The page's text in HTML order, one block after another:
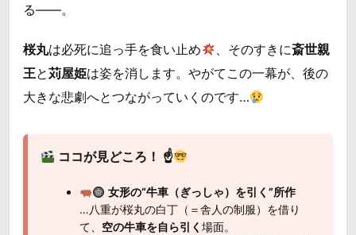
る――。
桜丸は必死に追っ手を食い止め 、そのすきに斎世親
王と苅屋姫は姿を消します。やがてこの一幕が、後の
大きな悲劇へとつながっていくのです…
ココが見どころ！ ☝
女形の“牛車（ぎっしゃ）を引く”所作
…八重が桜丸の白丁（＝舎人の制服）を借り
て、 空の牛車を自ら引く場面。